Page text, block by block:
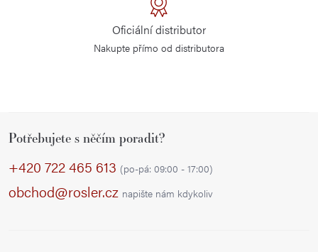
Oficiální distributor
Nakupte přímo od distributora
Potřebujete s něčím poradit?
+420 722 465 613 (po-pá: 09:00 - 17:00)
obchod@rosler.cz napište nám kdykoliv